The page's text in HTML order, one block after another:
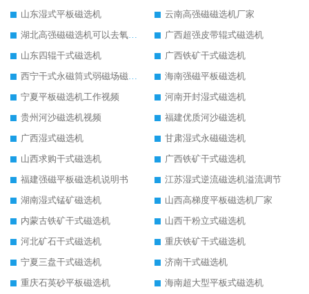
山东湿式平板磁选机
云南高强磁磁选机厂家
湖北高强磁磁选机可以去氧化铝
广西超强皮带辊式磁选机
山东四辊干式磁选机
广西铁矿干式磁选机
西宁干式永磁筒式弱磁场磁选机结构图
海南强磁平板磁选机
宁夏平板磁选机工作视频
河南开封湿式磁选机
贵州河沙磁选机视频
福建优质河沙磁选机
广西湿式磁选机
甘肃湿式永磁磁选机
山西求购干式磁选机
广西铁矿干式磁选机
福建强磁平板磁选机说明书
江苏湿式逆流磁选机溢流调节
湖南湿式锰矿磁选机
山西高梯度平板磁选机厂家
内蒙古铁矿干式磁选机
山西干粉立式磁选机
河北矿石干式磁选机
重庆铁矿干式磁选机
宁夏三盘干式磁选机
济南干式磁选机
重庆石英砂平板磁选机
海南超大型平板式磁选机